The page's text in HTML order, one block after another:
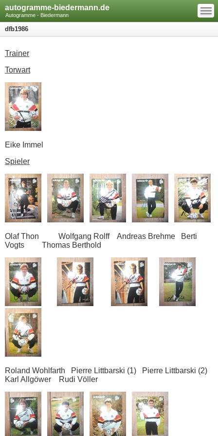
autogramme-biedermann.de
Autogramme - Biedermann
—
—
—
dfb1986
Trainer
Torwart
Eike Immel
Spieler
Olaf Thon Wolfgang Rolff Andreas Brehme Berti
Vogts Thomas Berthold
Roland Wohlfarth Pierre Littbarski (1) Pierre Littbarski (2)
Karl Allgöwer Rudi Völler